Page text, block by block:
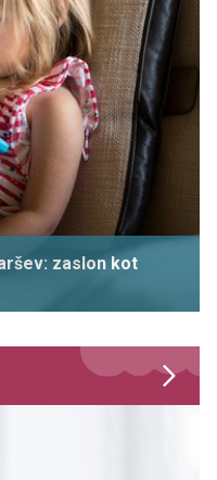
zaslon kot